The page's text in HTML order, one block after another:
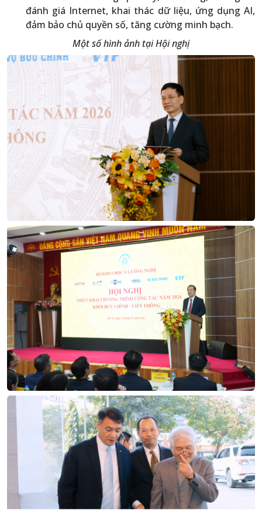
đánh giá Internet, khai thác dữ liệu, ứng dụng AI,
đảm bảo chủ quyền số, tăng cường minh bạch.
Một số hình ảnh tại Hội nghị